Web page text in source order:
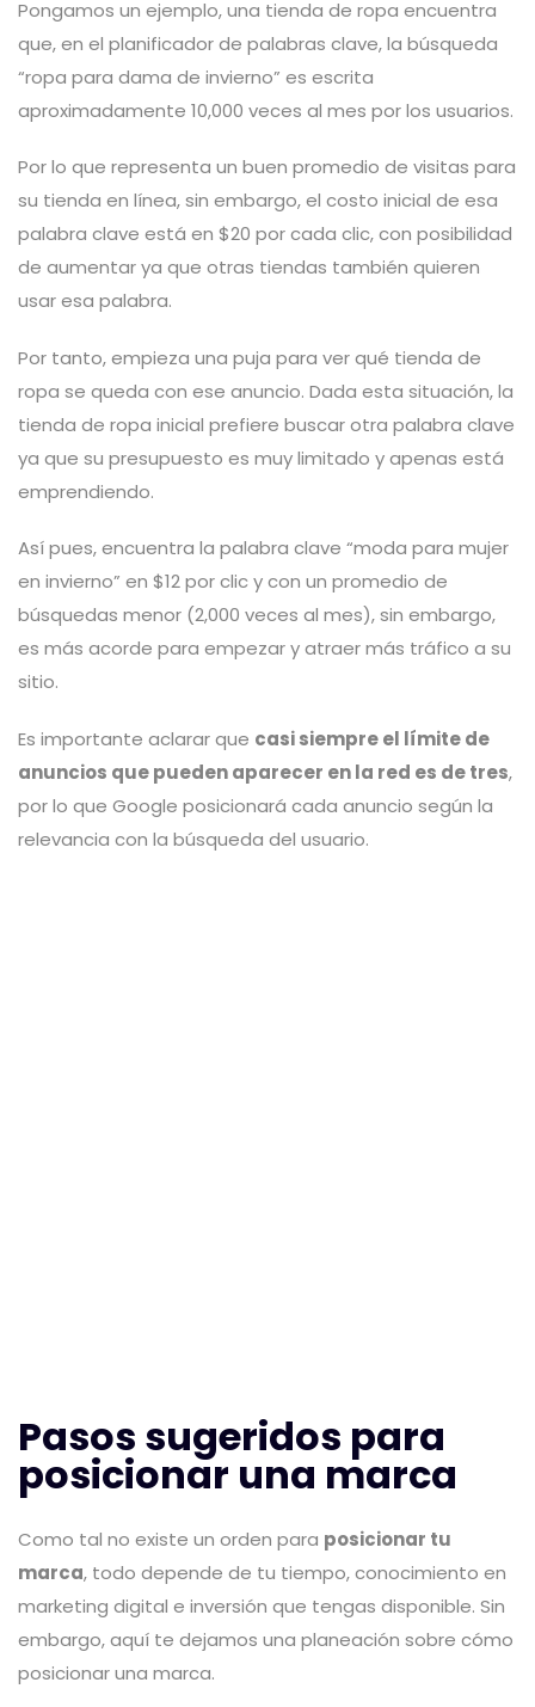
Pongamos un ejemplo, una tienda de ropa encuentra
que, en el planificador de palabras clave, la búsqueda
“ropa para dama de invierno” es escrita
aproximadamente 10,000 veces al mes por los usuarios.
Por lo que representa un buen promedio de visitas para
su tienda en línea, sin embargo, el costo inicial de esa
palabra clave está en $20 por cada clic, con posibilidad
de aumentar ya que otras tiendas también quieren
usar esa palabra.
Por tanto, empieza una puja para ver qué tienda de
ropa se queda con ese anuncio. Dada esta situación, la
tienda de ropa inicial prefiere buscar otra palabra clave
ya que su presupuesto es muy limitado y apenas está
emprendiendo.
Así pues, encuentra la palabra clave “moda para mujer
en invierno” en $12 por clic y con un promedio de
búsquedas menor (2,000 veces al mes), sin embargo,
es más acorde para empezar y atraer más tráfico a su
sitio.
Es importante aclarar que casi siempre el límite de
anuncios que pueden aparecer en la red es de tres,
por lo que Google posicionará cada anuncio según la
relevancia con la búsqueda del usuario.
Pasos sugeridos para
posicionar una marca
Como tal no existe un orden para posicionar tu
marca, todo depende de tu tiempo, conocimiento en
marketing digital e inversión que tengas disponible. Sin
embargo, aquí te dejamos una planeación sobre cómo
posicionar una marca.